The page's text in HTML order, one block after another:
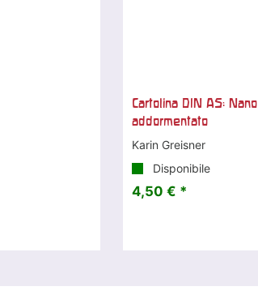
Cartolina DIN A5: Nano
addormentato
Karin Greisner
Disponibile
4,50 € *